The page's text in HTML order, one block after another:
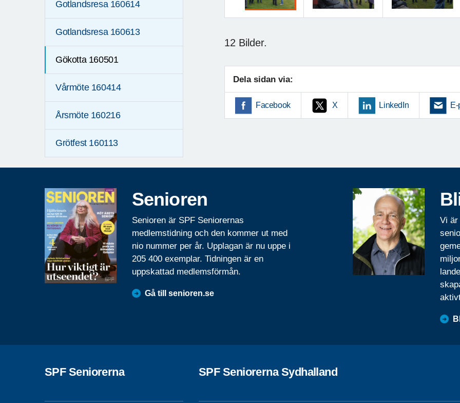
Gotlandsresa 160614
Gotlandsresa 160613
Gökotta 160501
Vårmöte 160414
Årsmöte 160216
Grötfest 160113
12 Bilder.
Dela sidan via:
Facebook X LinkedIn
Senioren
Senioren är SPF Seniorernas
medlemstidning och den kommer ut med
nio nummer per år. Upplagan är nu uppe i
205 400 exemplar. Tidningen är en
uppskattad medlemsförmån.
Gå till senioren.se
Vi är
SPF Seniorerna SPF Seniorerna Sydhalland